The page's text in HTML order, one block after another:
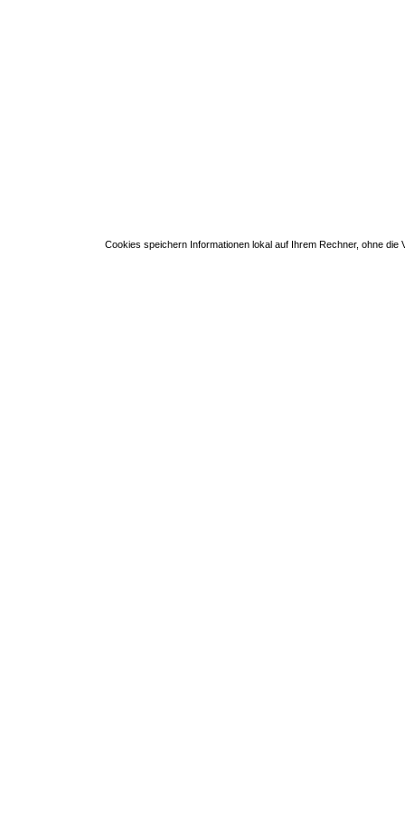
Cookies speichern Informationen lokal auf Ihrem Rechner, ohne